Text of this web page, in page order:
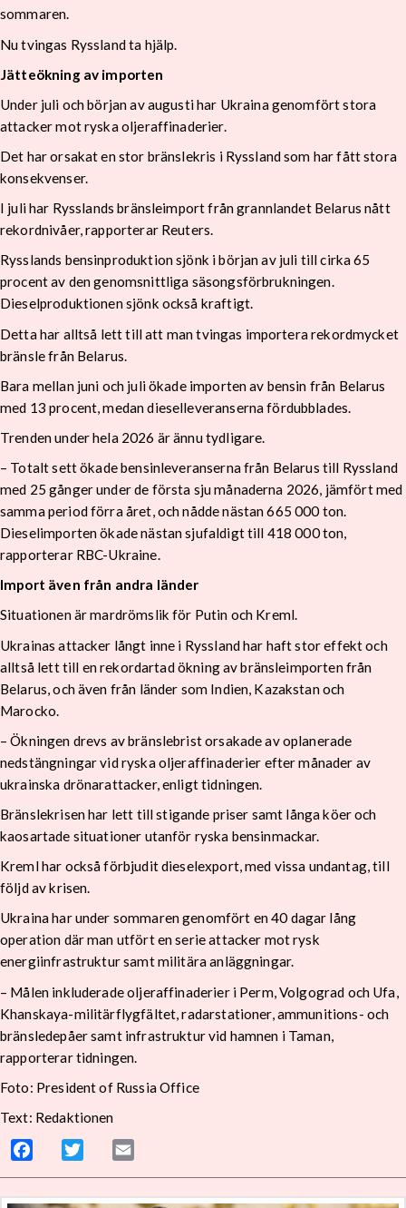
sommaren.
Nu tvingas Ryssland ta hjälp.
Jätteökning av importen
Under juli och början av augusti har Ukraina genomfört stora
attacker mot ryska oljeraffinaderier.
Det har orsakat en stor bränslekris i Ryssland som har fått stora
konsekvenser.
I juli har Rysslands bränsleimport från grannlandet Belarus nått
rekordnivåer, rapporterar Reuters.
Rysslands bensinproduktion sjönk i början av juli till cirka 65
procent av den genomsnittliga säsongsförbrukningen.
Dieselproduktionen sjönk också kraftigt.
Detta har alltså lett till att man tvingas importera rekordmycket
bränsle från Belarus.
Bara mellan juni och juli ökade importen av bensin från Belarus
med 13 procent, medan dieselleveranserna fördubblades.
Trenden under hela 2026 är ännu tydligare.
– Totalt sett ökade bensinleveranserna från Belarus till Ryssland
med 25 gånger under de första sju månaderna 2026, jämfört med
samma period förra året, och nådde nästan 665 000 ton.
Dieselimporten ökade nästan sjufaldigt till 418 000 ton,
rapporterar RBC-Ukraine.
Import även från andra länder
Situationen är mardrömslik för Putin och Kreml.
Ukrainas attacker långt inne i Ryssland har haft stor effekt och
alltså lett till en rekordartad ökning av bränsleimporten från
Belarus, och även från länder som Indien, Kazakstan och
Marocko.
– Ökningen drevs av bränslebrist orsakade av oplanerade
nedstängningar vid ryska oljeraffinaderier efter månader av
ukrainska drönarattacker, enligt tidningen.
Bränslekrisen har lett till stigande priser samt långa köer och
kaosartade situationer utanför ryska bensinmackar.
Kreml har också förbjudit dieselexport, med vissa undantag, till
följd av krisen.
Ukraina har under sommaren genomfört en 40 dagar lång
operation där man utfört en serie attacker mot rysk
energiinfrastruktur samt militära anläggningar.
– Målen inkluderade oljeraffinaderier i Perm, Volgograd och Ufa,
Khanskaya-militärflygfältet, radarstationer, ammunitions- och
bränsledepåer samt infrastruktur vid hamnen i Taman,
rapporterar tidningen.
Foto: President of Russia Office
Text: Redaktionen
Facebook Twitter